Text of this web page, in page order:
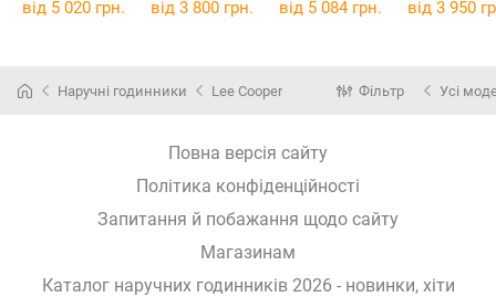
від 5 020 грн. від 3 800 грн. від 5 084 грн. від 3 950
Наручні годинники Lee Cooper Фільтр Усі
Повна версія сайту
Політика конфіденційності
Запитання й побажання щодо сайту
Магазинам
Каталог наручних годинників 2026 - новинки, хіти